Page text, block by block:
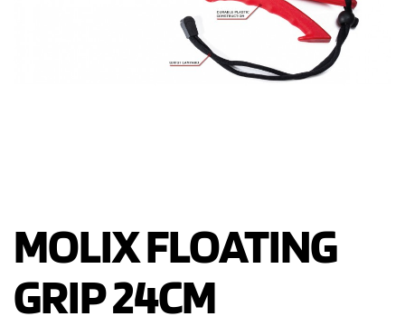
MOLIX FLOATING
GRIP 24CM